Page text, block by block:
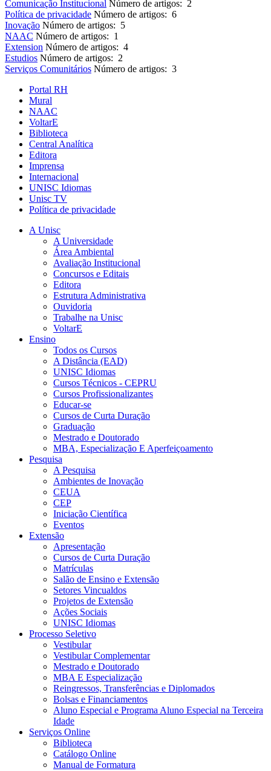
Comunicação Institucional Número de artigos: 2
Política de privacidade Número de artigos: 6
Inovação Número de artigos: 5
NAAC Número de artigos: 1
Extension Número de artigos: 4
Estudios Número de artigos: 2
Serviços Comunitários Número de artigos: 3
Portal RH
Mural
NAAC
VoltarE
Biblioteca
Central Analítica
Editora
Imprensa
Internacional
UNISC Idiomas
Unisc TV
Política de privacidade
A Unisc
A Universidade
Área Ambiental
Avaliação Institucional
Concursos e Editais
Editora
Estrutura Administrativa
Ouvidoria
Trabalhe na Unisc
VoltarE
Ensino
Todos os Cursos
A Distância (EAD)
UNISC Idiomas
Cursos Técnicos - CEPRU
Cursos Profissionalizantes
Educar-se
Cursos de Curta Duração
Graduação
Mestrado e Doutorado
MBA, Especialização E Aperfeiçoamento
Pesquisa
A Pesquisa
Ambientes de Inovação
CEUA
CEP
Iniciação Científica
Eventos
Extensão
Apresentação
Cursos de Curta Duração
Matrículas
Salão de Ensino e Extensão
Setores Vincualdos
Projetos de Extensão
Ações Sociais
UNISC Idiomas
Processo Seletivo
Vestibular
Vestibular Complementar
Mestrado e Doutorado
MBA E Especialização
Reingressos, Transferências e Diplomados
Bolsas e Financiamentos
Aluno Especial e Programa Aluno Especial na Terceira
Idade
Serviços Online
Biblioteca
Catálogo Online
Manual de Formatura